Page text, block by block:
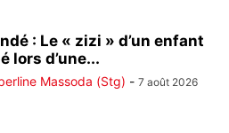
: Le « zizi » d’un enfant
lors d’une...
Massoda (Stg) - 7 août 2026